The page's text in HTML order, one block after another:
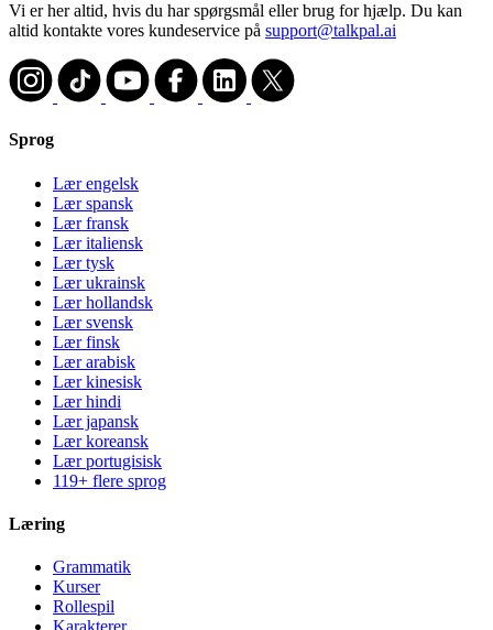
Vi er her altid, hvis du har spørgsmål eller brug for hjælp. Du kan
altid kontakte vores kundeservice på support@talkpal.ai
Sprog
Lær engelsk
Lær spansk
Lær fransk
Lær italiensk
Lær tysk
Lær ukrainsk
Lær hollandsk
Lær svensk
Lær finsk
Lær arabisk
Lær kinesisk
Lær hindi
Lær japansk
Lær koreansk
Lær portugisisk
119+ flere sprog
Læring
Grammatik
Kurser
Rollespil